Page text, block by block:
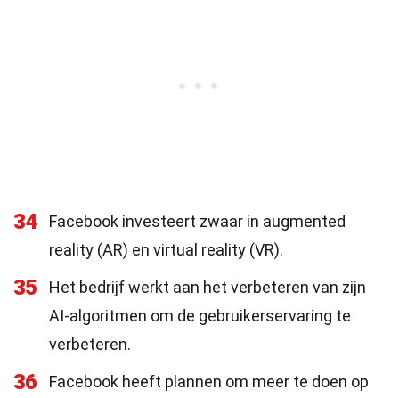
34
Facebook investeert zwaar in augmented
reality (AR) en virtual reality (VR).
35
Het bedrijf werkt aan het verbeteren van zijn
AI-algoritmen om de gebruikerservaring te
verbeteren.
36
Facebook heeft plannen om meer te doen op